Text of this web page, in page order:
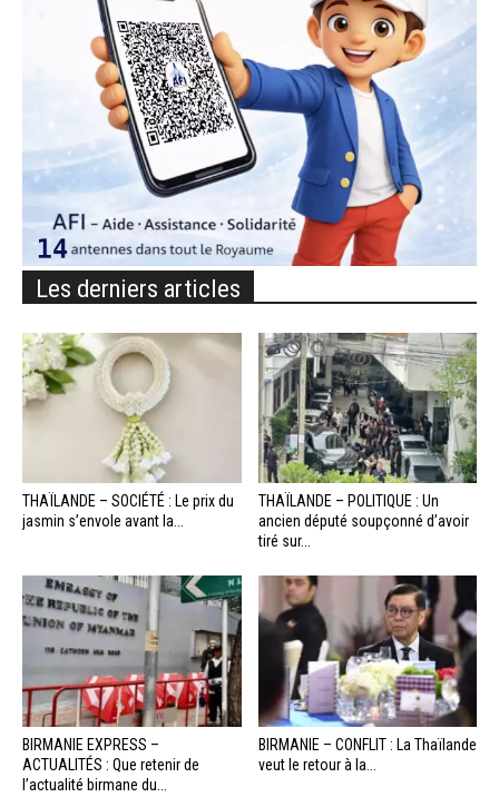
Les derniers articles
THAÏLANDE – SOCIÉTÉ : Le prix du
jasmin s’envole avant la...
THAÏLANDE – POLITIQUE : Un
ancien député soupçonné d’avoir
tiré sur...
BIRMANIE EXPRESS –
ACTUALITÉS : Que retenir de
l’actualité birmane du...
BIRMANIE – CONFLIT : La Thaïlande
veut le retour à la...